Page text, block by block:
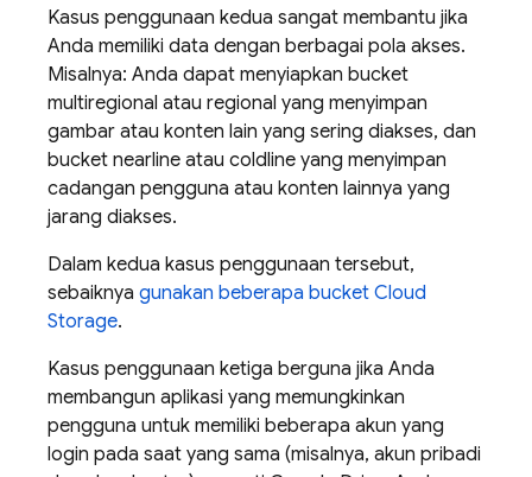
Kasus penggunaan kedua sangat membantu jika
Anda memiliki data dengan berbagai pola akses.
Misalnya: Anda dapat menyiapkan bucket
multiregional atau regional yang menyimpan
gambar atau konten lain yang sering diakses, dan
bucket nearline atau coldline yang menyimpan
cadangan pengguna atau konten lainnya yang
jarang diakses.
Dalam kedua kasus penggunaan tersebut,
sebaiknya gunakan beberapa bucket Cloud
Storage.
Kasus penggunaan ketiga berguna jika Anda
membangun aplikasi yang memungkinkan
pengguna untuk memiliki beberapa akun yang
login pada saat yang sama (misalnya, akun pribadi